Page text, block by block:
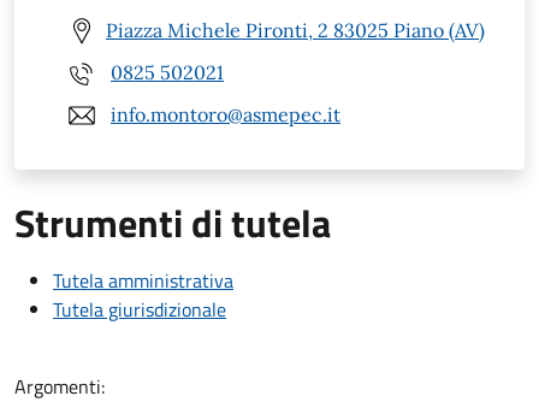
Piazza Michele Pironti, 2 83025 Piano (AV)
0825 502021
info.montoro@asmepec.it
Strumenti di tutela
Tutela amministrativa
Tutela giurisdizionale
Argomenti: